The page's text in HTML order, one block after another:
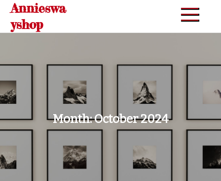
Skip
content
Annieswa
yshop
Month:October 2024